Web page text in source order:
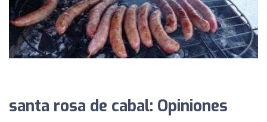
santa rosa de cabal: Opiniones